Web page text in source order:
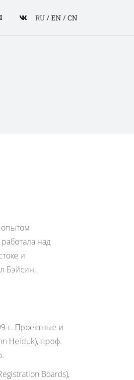
RU / EN / CN
опытом
над
и
Бэйсин,
г. Проектные и
Heiduk), проф.
Boards),